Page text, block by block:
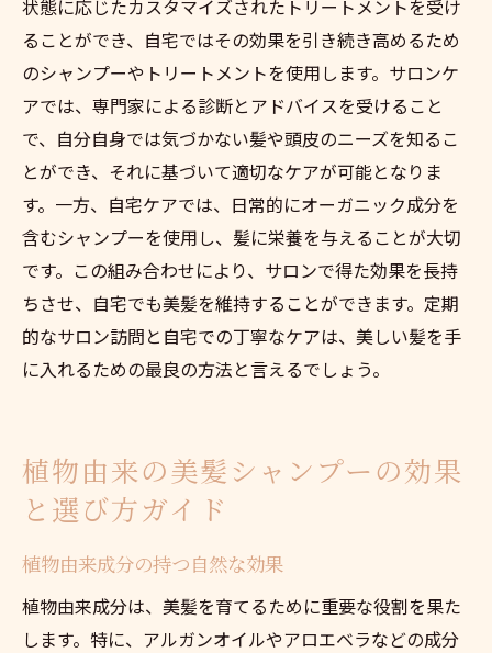
状態に応じたカスタマイズされたトリートメントを受け
ることができ、自宅ではその効果を引き続き高めるため
のシャンプーやトリートメントを使用します。サロンケ
アでは、専門家による診断とアドバイスを受けること
で、自分自身では気づかない髪や頭皮のニーズを知るこ
とができ、それに基づいて適切なケアが可能となりま
す。一方、自宅ケアでは、日常的にオーガニック成分を
含むシャンプーを使用し、髪に栄養を与えることが大切
です。この組み合わせにより、サロンで得た効果を長持
ちさせ、自宅でも美髪を維持することができます。定期
的なサロン訪問と自宅での丁寧なケアは、美しい髪を手
に入れるための最良の方法と言えるでしょう。
植物由来の美髪シャンプーの効果
と選び方ガイド
植物由来成分の持つ自然な効果
植物由来成分は、美髪を育てるために重要な役割を果た
します。特に、アルガンオイルやアロエベラなどの成分